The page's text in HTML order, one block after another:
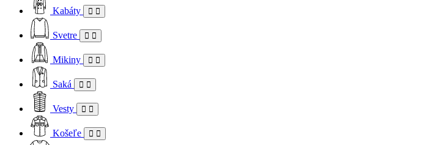
Kabáty
Svetre
Mikiny
Saká
Vesty
Košeľe